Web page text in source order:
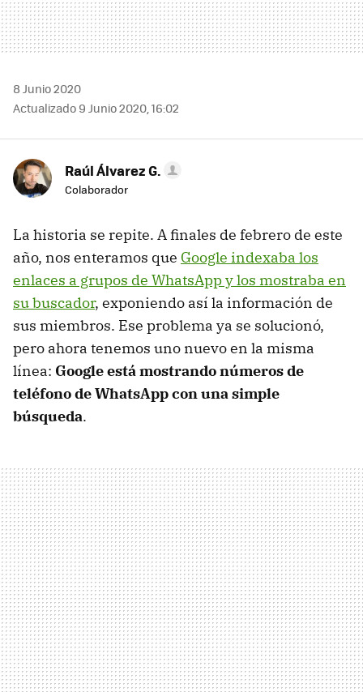
8 Junio 2020
Actualizado 9 Junio 2020, 16:02
Raúl Álvarez G.
Colaborador
La historia se repite. A finales de febrero de este
año, nos enteramos que Google indexaba los
enlaces a grupos de WhatsApp y los mostraba en
su buscador, exponiendo así la información de
sus miembros. Ese problema ya se solucionó,
pero ahora tenemos uno nuevo en la misma
línea: Google está mostrando números de
teléfono de WhatsApp con una simple
búsqueda.